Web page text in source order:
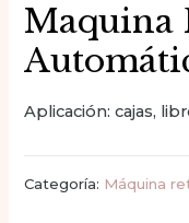
Maquina
Aplicación: cajas,
Categoría: Máquina